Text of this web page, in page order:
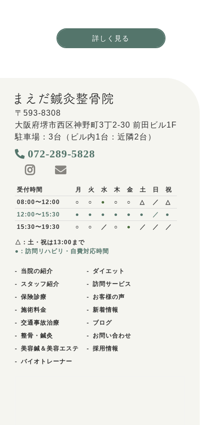
詳しく見る
〒593-8308
大阪府堺市西区神野町3丁2-30 前田ビル1F
駐車場：3台（ビル内1台：近隣2台）
072-289-5828
受付時間 月 火 水 木 金 土 日
祝
08:00〜12:00
○ ○ ● ○ ○ △ ／
△
12:00〜15:30
● ● ● ● ● ● ／
●
15:30〜19:30
○ ○ ／ ○ ● ／ ／ ／
△：土・祝は13:00まで
●：訪問リハビリ・自費対応時間
当院の紹介
スタッフ紹介
保険診療
施術料金
交通事故治療
整骨・鍼灸
美容鍼＆美容エステ
バイオトレーナー
ダイエット
訪問サービス
お客様の声
新着情報
ブログ
お問い合わせ
採用情報